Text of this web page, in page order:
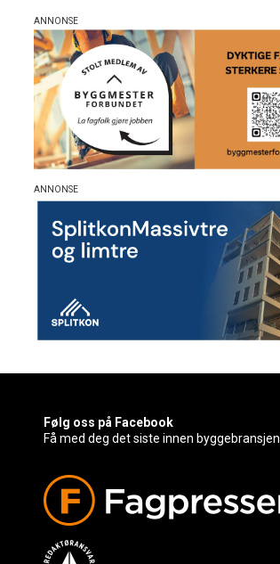
Følg oss på Facebook
Få med deg det siste innen byggebransjen